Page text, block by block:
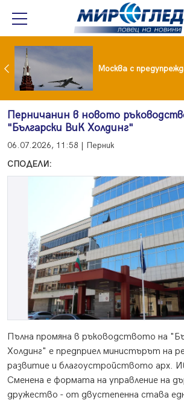
Вече не рушим само Земята: 4-тонен фрагмент на SpaceX удари луната
Перничанин в новото
"Български ВиК Холдинг"
06.07.2026, 11:58 | Перник
СПОДЕЛИ:
Пълна промяна в ръководството на
Холдинг" е предприел министърът на
развитие и благоустройството арх.
Сменена е формата на управление на
дружество - от двустепенна става